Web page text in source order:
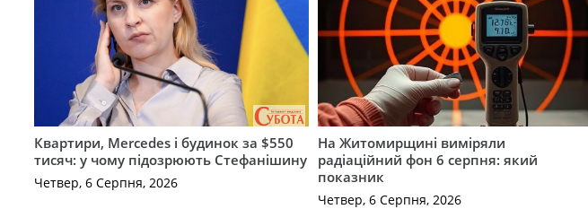
Квартири, Mercedes і будинок за $550
тисяч: у чому підозрюють Стефанішину
Четвер, 6 Серпня, 2026
На Житомирщині виміряли
радіаційний фон 6 серпня: який
показник
Четвер, 6 Серпня, 2026